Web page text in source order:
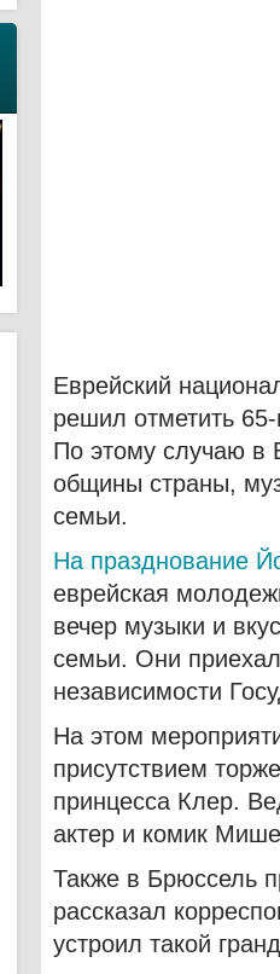
Еврейский
решил отметить
По этому случаю в
общины страны,
семьи.
На празднование
еврейская
вечер музыки и
семьи. Они
независимости
На этом
присутствием
принцесса Клер.
актер и комик
Также в Брюссель
рассказал
устроил такой